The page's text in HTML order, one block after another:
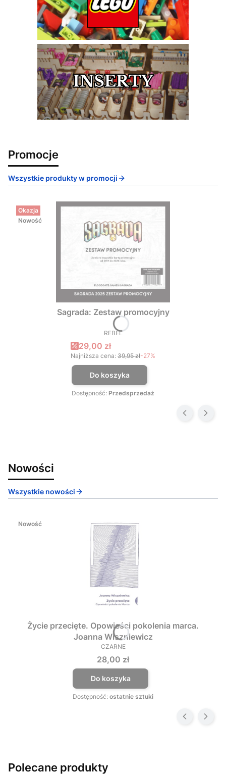
Promocje
Wszystkie produkty w promocji
Okazja
Nowość
Sagrada: Zestaw promocyjny
PRODUCENT
REBEL
Cena promocyjna
29,00 zł
Najniższa cena: 39,95 zł-27%
Do koszyka
Dostępność: Przedsprzedaż
Nowości
Wszystkie nowości
Nowość
Życie przecięte. Opowieści pokolenia marca.
Joanna Wiszniewicz
PRODUCENT
CZARNE
Cena
28,00 zł
Do koszyka
Dostępność: ostatnie sztuki
Polecane produkty